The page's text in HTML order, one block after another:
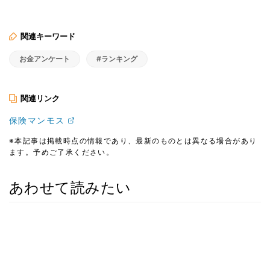
関連キーワード
お金アンケート #ランキング
関連リンク
保険マンモス
※本記事は掲載時点の情報であり、最新のものとは異なる場合があり
ます。予めご了承ください。
あわせて読みたい